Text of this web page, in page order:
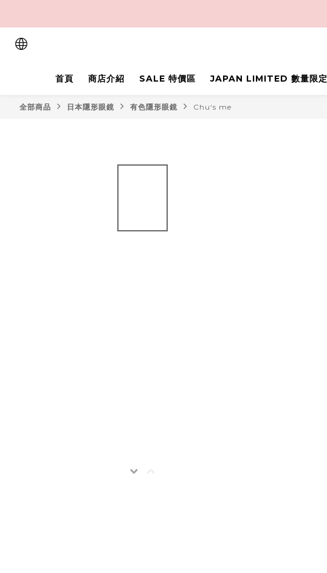
首頁
商店介紹 SALE 特價區 JAPAN LIMITED 數量限定
全部商品 日本隱形眼鏡 有色隱形眼鏡 Chu‘s me